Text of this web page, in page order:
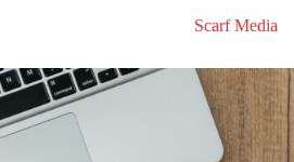
Scarf Media